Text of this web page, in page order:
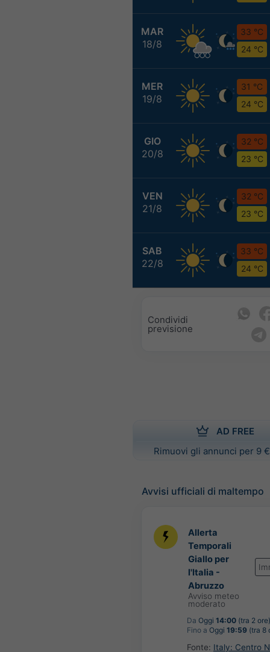
MAR
18/8
33 °C
24 °C
MER
19/8
31 °C
24 °C
GIO
20/8
32 °C
23 °C
VEN
21/8
32 °C
23 °C
SAB
22/8
33 °C
24 °C
Condividi
previsione
AD FREE
Rimuovi gli annunci per 9
Avvisi ufficiali di maltempo
Allerta
Temporali
Giallo per
l'Italia -
Abruzzo
Avviso meteo
moderato
Da Oggi 14:00 (tra 2 ore)
Fino a Oggi 19:59 (tra 8
Fonte: Italy: Centro